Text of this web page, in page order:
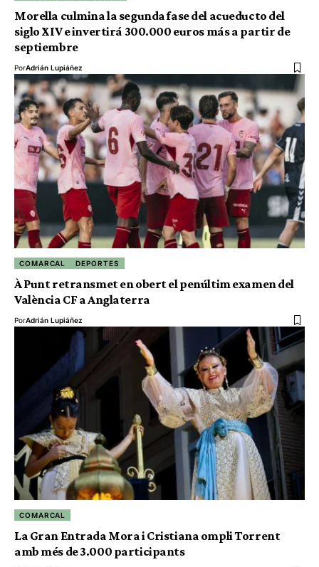
Morella culmina la segunda fase del acueducto del
siglo XIV e invertirá 300.000 euros más a partir de
septiembre
PorAdrián Lupiáñez
COMARCAL DEPORTES
À Punt retransmet en obert el penúltim examen del
València CF a Anglaterra
PorAdrián Lupiáñez
COMARCAL
La Gran Entrada Mora i Cristiana ompli Torrent
amb més de 3.000 participants